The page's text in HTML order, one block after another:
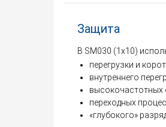
Защита
В SM030 (1x10)
перегрузки и
внутреннего
высокочастотных
переходных
«глубокого»